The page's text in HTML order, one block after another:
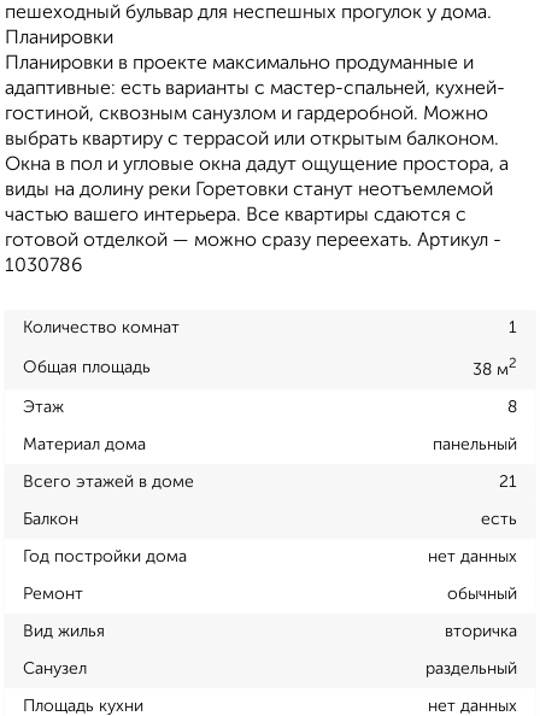
пешеходный бульвар для неспешных прогулок у дома.
Планировки
Планировки в проекте максимально продуманные и
адаптивные: есть варианты с мастер-спальней, кухней-
гостиной, сквозным санузлом и гардеробной. Можно
выбрать квартиру с террасой или открытым балконом.
Окна в пол и угловые окна дадут ощущение простора, а
виды на долину реки Горетовки станут неотъемлемой
частью вашего интерьера. Все квартиры сдаются с
готовой отделкой — можно сразу переехать. Артикул -
1030786
Количество комнат 1
Общая площадь 38 м2
Этаж 8
Материал дома панельный
Всего этажей в доме 21
Балкон есть
Год постройки дома нет данных
Ремонт обычный
Вид жилья вторичка
Санузел раздельный
Площадь кухни нет данных